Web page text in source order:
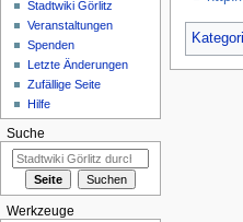
Stadtwiki Görlitz
Veranstaltungen
Spenden
Letzte Änderungen
Zufällige Seite
Hilfe
Suche
Werkzeuge